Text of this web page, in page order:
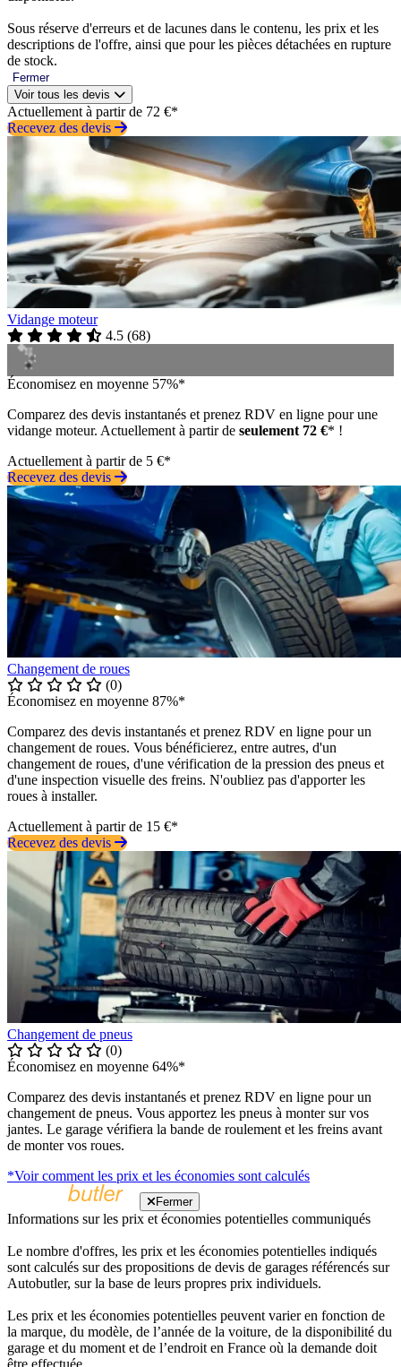
Sous réserve d'erreurs et de lacunes dans le contenu, les prix et les
descriptions de l'offre, ainsi que pour les pièces détachées en rupture
de stock.
Fermer
Voir tous les devis
Actuellement à partir de 72 €*
Recevez des devis
Vidange moteur
4.5 (68)
Économisez en moyenne 57%*
Comparez des devis instantanés et prenez RDV en ligne pour une
vidange moteur. Actuellement à partir de seulement 72 €* !
Actuellement à partir de 5 €*
Recevez des devis
Changement de roues
(0)
Économisez en moyenne 87%*
Comparez des devis instantanés et prenez RDV en ligne pour un
changement de roues. Vous bénéficierez, entre autres, d'un
changement de roues, d'une vérification de la pression des pneus et
d'une inspection visuelle des freins. N'oubliez pas d'apporter les
roues à installer.
Actuellement à partir de 15 €*
Recevez des devis
Changement de pneus
(0)
Économisez en moyenne 64%*
Comparez des devis instantanés et prenez RDV en ligne pour un
changement de pneus. Vous apportez les pneus à monter sur vos
jantes. Le garage vérifiera la bande de roulement et les freins avant
de monter vos roues.
*Voir comment les prix et les économies sont calculés
Fermer
Informations sur les prix et économies potentielles communiqués
Le nombre d'offres, les prix et les économies potentielles indiqués
sont calculés sur des propositions de devis de garages référencés sur
Autobutler, sur la base de leurs propres prix individuels.
Les prix et les économies potentielles peuvent varier en fonction de
la marque, du modèle, de l’année de la voiture, de la disponibilité du
garage et du moment et de l’endroit en France où la demande doit
être effectuée.